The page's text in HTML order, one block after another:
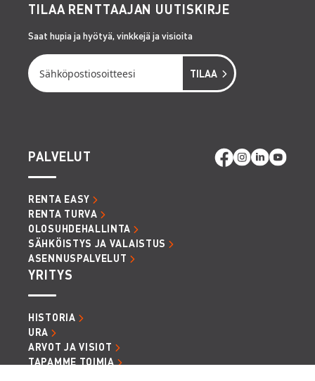
TILAA RENTTAAJAN UUTISKIRJE
Saat hupia ja hyötyä, vinkkejä ja visioita
PALVELUT
RENTA EASY
RENTA TURVA
OLOSUHDEHALLINTA
SÄHKÖISTYS JA VALAISTUS
ASENNUSPALVELUT
YRITYS
HISTORIA
URA
ARVOT JA VISIOT
TAPAMME TOIMIA